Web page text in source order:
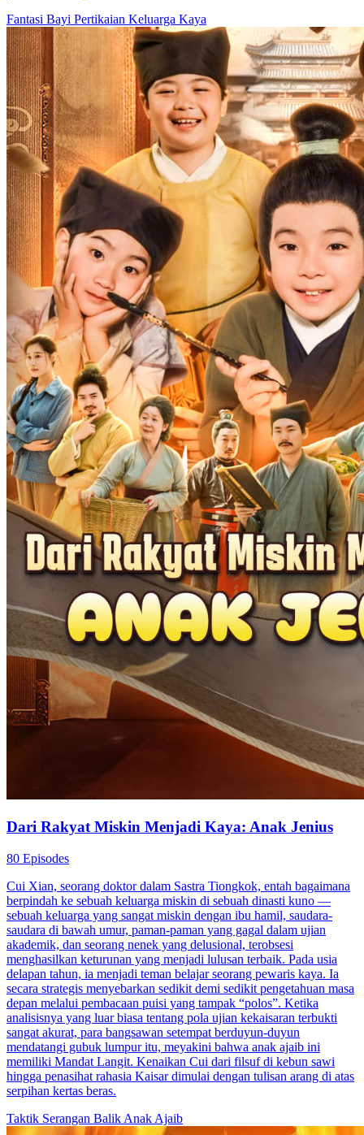
Fantasi Bayi Pertikaian Keluarga Kaya
​Dari Rakyat Miskin Menjadi Kaya: Anak Jenius​
80 Episodes
Cui Xian, seorang doktor dalam Sastra Tiongkok, entah bagaimana
berpindah ke sebuah keluarga miskin di sebuah dinasti kuno —
sebuah keluarga yang sangat miskin dengan ibu hamil, saudara-
saudara di bawah umur, paman-paman yang gagal dalam ujian
akademik, dan seorang nenek yang delusional, terobsesi
menghasilkan keturunan yang menjadi lulusan terbaik. Pada usia
delapan tahun, ia menjadi teman belajar seorang pewaris kaya. Ia
secara strategis menyebarkan sedikit demi sedikit pengetahuan masa
depan melalui pembacaan puisi yang tampak “polos”. Ketika
analisisnya yang luar biasa tentang pola ujian kekaisaran terbukti
sangat akurat, para bangsawan setempat berduyun-duyun
mendatangi gubuk lumpur itu, meyakini bahwa anak ajaib ini
memiliki Mandat Langit. Kenaikan Cui dari filsuf di kebun sawi
hingga penasihat rahasia Kaisar dimulai dengan tulisan arang di atas
serpihan kertas beras.
Taktik Serangan Balik Anak Ajaib